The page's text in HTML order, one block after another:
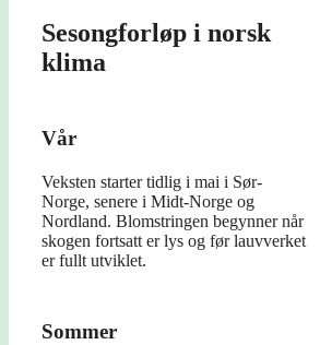
Sesongforløp i norsk
klima
Vår
Veksten starter tidlig i mai i Sør-
Norge, senere i Midt-Norge og
Nordland. Blomstringen begynner når
skogen fortsatt er lys og før lauvverket
er fullt utviklet.
Sommer